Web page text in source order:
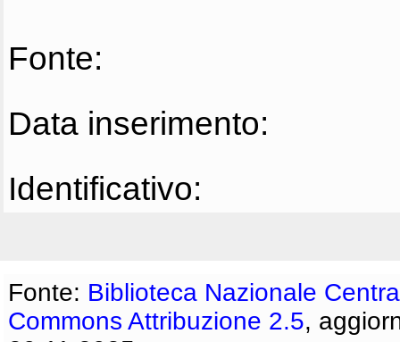
Fonte:
Data inserimento:
Identificativo:
Fonte: Biblioteca Nazionale
Commons Attribuzione 2.5,